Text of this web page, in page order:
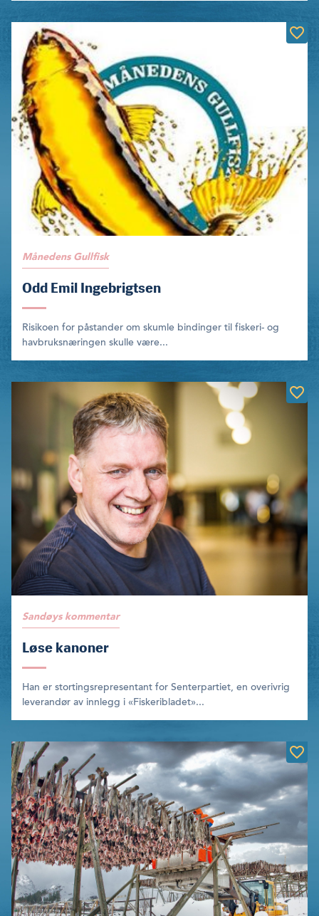
Månedens Gullfisk
Odd Emil Ingebrigtsen
Risikoen for påstander om skumle bindinger til fiskeri- og
havbruksnærin­gen skulle være...
Sandøys kommentar
Løse kanoner
Han er stortingsrepresentant for Senterpartiet, en overivrig
leverandør av innlegg i «Fiskeribladet»...